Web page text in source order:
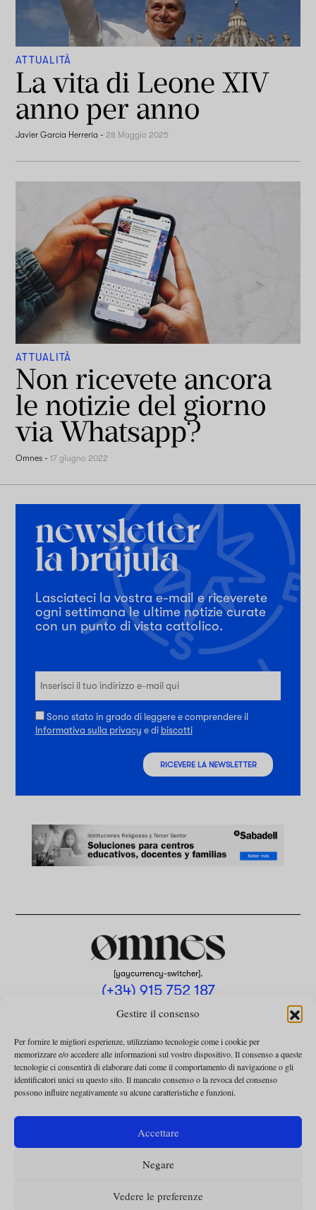
Gestire il consenso
Per fornire le migliori esperienze, utilizziamo tecnologie come i cookie per
memorizzare e/o accedere alle informazioni sul vostro dispositivo. Il consenso a queste
tecnologie ci consentirà di elaborare dati come il comportamento di navigazione o gli
identificatori unici su questo sito. Il mancato consenso o la revoca del consenso
possono influire negativamente su alcune caratteristiche e funzioni.
Accettare
Negare
Vedere le preferenze
ATTUALITÀ
La vita di Leone XIV
anno per anno
Javier García Herrería -28 Maggio 2025
ATTUALITÀ
Non ricevete ancora
le notizie del giorno
via Whatsapp?
Omnes -17 giugno 2022
Lasciateci la vostra e-mail e riceverete
ogni settimana le ultime notizie curate
con un punto di vista cattolico.
Sono stato in grado di leggere e comprendere il
Informativa sulla privacy e di biscotti
RICEVERE LA NEWSLETTER
[yaycurrency-switcher].
(+34) 915 752 187
omnes@omnesmag.com
INFORMATIVA SULLA PRIVACY
UTILIZZO DEI COOKIE
TERMINI E CONDIZIONI DELLA COLLABORAZIONE